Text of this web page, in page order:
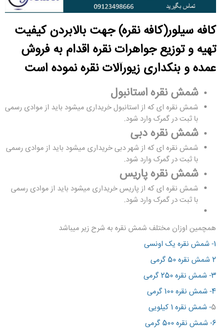
کافه سیلور(کافه نقره)جهت بالابردن کیفیت
تهیه و توزیع جواهرات نقره اقدام به فروش
عمده وبنکداری زیورآلات نقرهنموده است
شمش نقره استانبول
شمش نقره ای که از استانبول خریداری میشود باید از موادی رسمی
با ثبت در گمرک وارد شود.
شمش نقره دبی
شمش نقره ای که از شهر دبی خریداری میشود باید از موادی رسمی
با ثبت در گمرک وارد شود.
شمش نقره پاریس
شمش نقره ای که از پاریس خریداری میشود باید از موادی رسمی
با ثبت در گمرک وارد شود.
همچمین اوزان مختلف شمش نقره به شرح زیر میباشد
1- شمش نقره یک اونسی
2 شمش نقره 50 گرمی
3- شمش نقره 250 گرمی
4- شمش نقره 100 گرمی
5
- شمش نقره 1 کیلویی
6- شمش نقره 500 گرمی